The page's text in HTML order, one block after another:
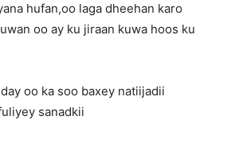
hufan,oo laga dheehan karo
oo ay ku jiraan kuwa hoos ku
oo ka soo baxey natiijadii
sanadkii